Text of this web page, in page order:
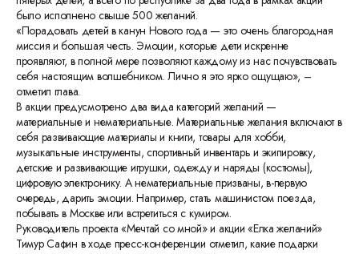
было исполнено свыше 500 желаний.
«Порадовать детей в канун Нового года — это очень благородная
миссия и большая честь. Эмоции, которые дети искренне
проявляют, в полной мере позволяют каждому из нас почувствовать
себя настоящим волшебником. Лично я это ярко ощущаю», –
отметил глава.
В акции предусмотрено два вида категорий желаний —
материальные и нематериальные. Материальные желания включают в
себя развивающие материалы и книги, товары для хобби,
музыкальные инструменты, спортивный инвентарь и экипировку,
детские и развивающие игрушки, одежду и наряды (костюмы),
цифровую электронику. А нематериальные призваны, в-первую
очередь, дарить эмоции. Например, стать машинистом поезда,
побывать в Москве или встретиться с кумиром.
Руководитель проекта «Мечтай со мной» и акции «Елка желаний»
Тимур Сафин в ходе пресс-конференции отметил, какие подарки